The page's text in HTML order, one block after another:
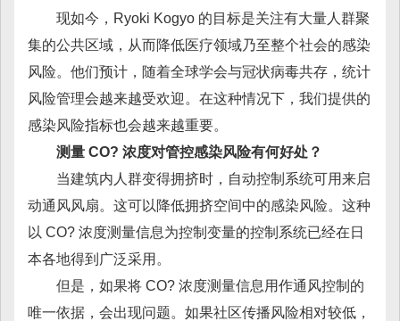
现如今，Ryoki Kogyo 的目标是关注有大量人群聚
集的公共区域，从而降低医疗领域乃至整个社会的感染
风险。他们预计，随着全球学会与冠状病毒共存，统计
风险管理会越来越受欢迎。在这种情况下，我们提供的
感染风险指标也会越来越重要。
测量 CO? 浓度对管控感染风险有何好处？
当建筑内人群变得拥挤时，自动控制系统可用来启
动通风风扇。这可以降低拥挤空间中的感染风险。这种
以 CO? 浓度测量信息为控制变量的控制系统已经在日
本各地得到广泛采用。
但是，如果将 CO? 浓度测量信息用作通风控制的
唯一依据，会出现问题。如果社区传播风险相对较低，